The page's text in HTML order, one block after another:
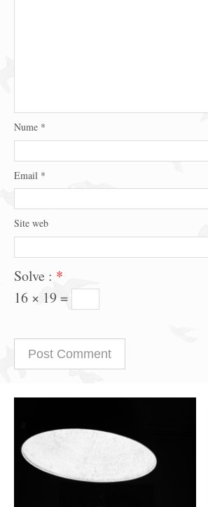
Nume *
Email *
Site web
Solve : *
16 × 19 =